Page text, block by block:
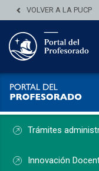
VOLVER A LA PUCP
Trámites
Innovación